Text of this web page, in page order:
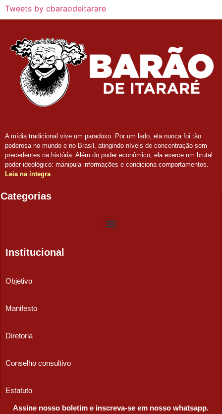
Tweets by cbaraodeitarare
A mídia tradicional vive um paradoxo. Por um lado, ela nunca foi tão
poderosa no mundo e no Brasil, atingindo níveis de concentração sem
precedentes na história. Além do poder econômico, ela exerce um brutal
poder ideológico: manipula informações e condiciona comportamentos.
Leia na íntegra
Categorias
Institucional
Objetivo
Manifesto
Diretoria
Conselho consultivo
Estatuto
Assine nosso boletim e inscreva-se em nosso whatsapp.